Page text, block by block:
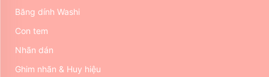
Băng dính Washi
Con tem
Nhãn dán
Ghim nhãn & Huy hiệu